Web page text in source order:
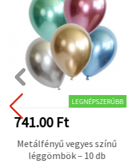
LEGNÉPSZERŰBB
741.00 Ft
Metálfényű vegyes színű
léggömbök – 10 db